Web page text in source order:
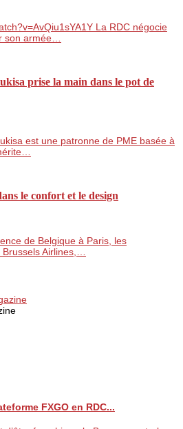
La RDC négocie
son armée…
prise la main dans le pot de
est une patronne de PME basée à
le confort et le design
de Belgique à Paris, les
Airlines,…
FXGO en RDC...